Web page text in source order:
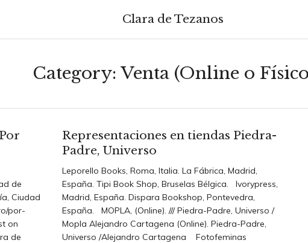
Clara de Tezanos
Category: Venta (Online o
de
Ciudad
por-
on
de
Representaciones en tiendas Piedra-
Padre, Universo
Leporello Books, Roma, Italia. La Fábrica, Madrid,
España. Tipi Book Shop, Bruselas Bélgica. Ivorypress,
Madrid, España. Dispara Bookshop, Pontevedra,
España. MOPLA, (Online). /// Piedra-Padre, Universo /
Mopla Alejandro Cartagena (Online). Piedra-Padre,
Universo /Alejandro Cartagena Fotofeminas